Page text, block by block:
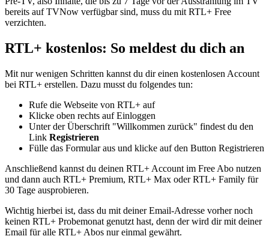
bereits auf TVNow verfügbar sind, muss du mit RTL+ Free
verzichten.
RTL+ kostenlos: So meldest du dich an
Mit nur wenigen Schritten kannst du dir einen kostenlosen Account
bei RTL+ erstellen. Dazu musst du folgendes tun:
Rufe die Webseite von RTL+ auf
Klicke oben rechts auf Einloggen
Unter der Überschrift "Willkommen zurück" findest du den
Link Registrieren
Fülle das Formular aus und klicke auf den Button Registrieren
Anschließend kannst du deinen RTL+ Account im Free Abo nutzen
und dann auch RTL+ Premium, RTL+ Max oder RTL+ Family für
30 Tage ausprobieren.
Wichtig hierbei ist, dass du mit deiner Email-Adresse vorher noch
keinen RTL+ Probemonat genutzt hast, denn der wird dir mit deiner
Email für alle RTL+ Abos nur einmal gewährt.